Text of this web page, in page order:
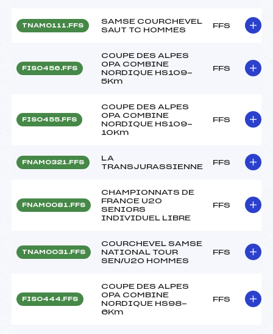
TNAM0111.FFS
SAMSE COURCHEVEL
SAUT TC HOMMES
FFS
FIS0456.FFS
COUPE DES ALPES
OPA COMBINE
NORDIQUE HS109-
5Km
FFS
FIS0455.FFS
COUPE DES ALPES
OPA COMBINE
NORDIQUE HS109-
10Km
FFS
FNAM0321.FFS
LA
TRANSJURASSIENNE
FFS
FNAM0081.FFS
CHAMPIONNATS DE
FRANCE U20
SENIORS
INDIVIDUEL LIBRE
FFS
TNAM0031.FFS
COURCHEVEL SAMSE
NATIONAL TOUR
SEN/U20 HOMMES
FFS
FIS0444.FFS
COUPE DES ALPES
OPA COMBINE
NORDIQUE HS98-
6Km
FFS